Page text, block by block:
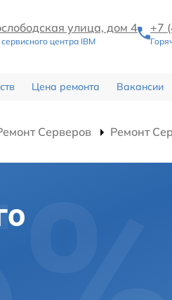
улица, дом 4
центра IBM
+7
Цена ремонта Вакансии
Серверов Ремонт